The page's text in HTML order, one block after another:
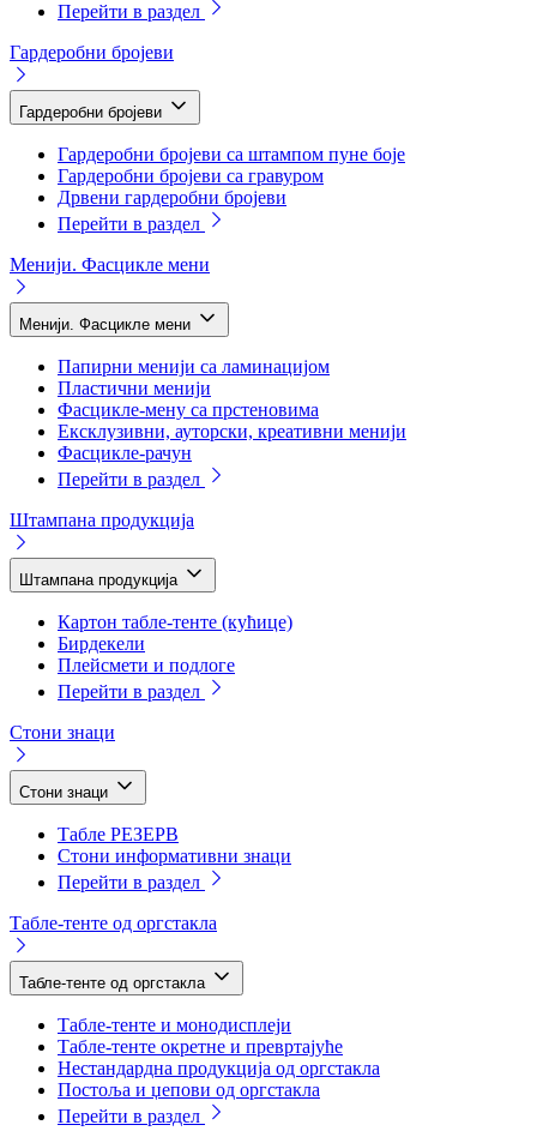
Перейти в раздел
Гардеробни бројеви
Гардеробни бројеви
Гардеробни бројеви са штампом пуне боје
Гардеробни бројеви са гравуром
Дрвени гардеробни бројеви
Перейти в раздел
Менији. Фасцикле мени
Менији. Фасцикле мени
Папирни менији са ламинацијом
Пластични менији
Фасцикле-мену са прстеновима
Ексклузивни, ауторски, креативни менији
Фасцикле-рачун
Перейти в раздел
Штампана продукција
Штампана продукција
Картон табле-тенте (кућице)
Бирдекели
Плейсмети и подлоге
Перейти в раздел
Стони знаци
Стони знаци
Табле РЕЗЕРВ
Стони информативни знаци
Перейти в раздел
Табле-тенте од оргстакла
Табле-тенте од оргстакла
Табле-тенте и монодисплеји
Табле-тенте окретне и превртајуће
Нестандардна продукција од оргстакла
Постоља и џепови од оргстакла
Перейти в раздел